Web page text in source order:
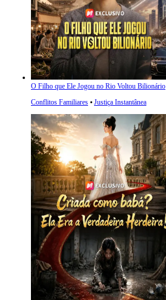
O Filho que Ele Jogou no Rio Voltou Bilionário
Conflitos Familiares ⦁ Justiça Instantânea